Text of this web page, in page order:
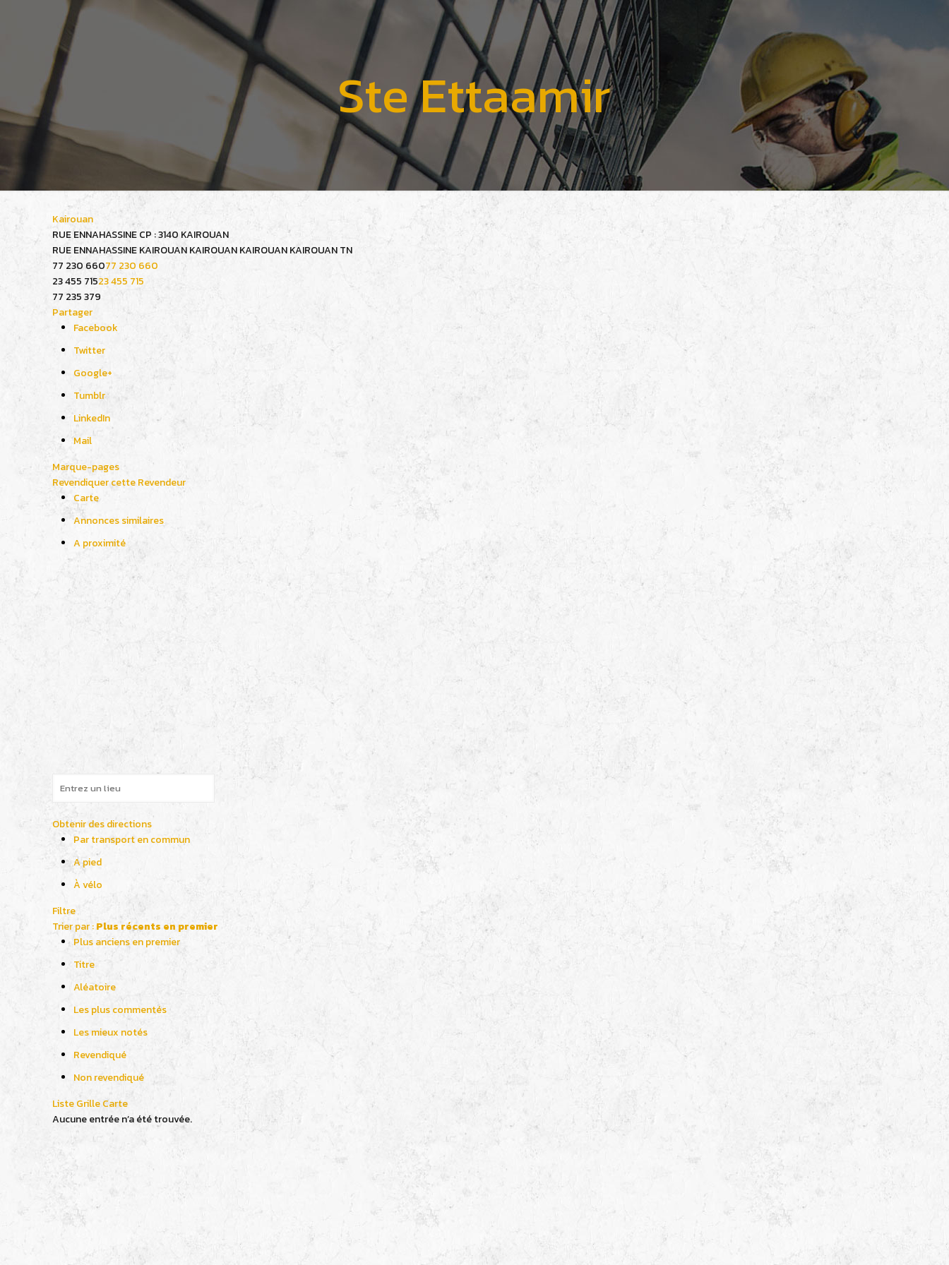
Ste Ettaamir
Kairouan
RUE ENNAHASSINE CP : 3140 KAIROUAN
RUE ENNAHASSINE KAIROUANKAIROUANKAIROUANKAIROUANTN
77 230 66077 230 660
23 455 71523 455 715
77 235 379
Partager
Facebook
Twitter
Google+
Tumblr
LinkedIn
Mail
Marque-pages
Revendiquer cette Revendeur
Carte
Annonces similaires
A proximité
Obtenir des directions
Par transport en commun
A pied
À vélo
Filtre
Trier par :Plus récents en premier
Plus anciens en premier
Titre
Aléatoire
Les plus commentés
Les mieux notés
Revendiqué
Non revendiqué
ListeGrilleCarte
Aucune entrée n’a été trouvée.